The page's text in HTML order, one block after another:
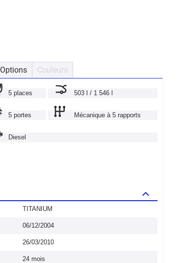
Options Couleurs
5 places 503 l / 1 546 l
5 portes Mécanique à 5 rapports
Diesel
TITANIUM
06/12/2004
26/03/2010
24 mois